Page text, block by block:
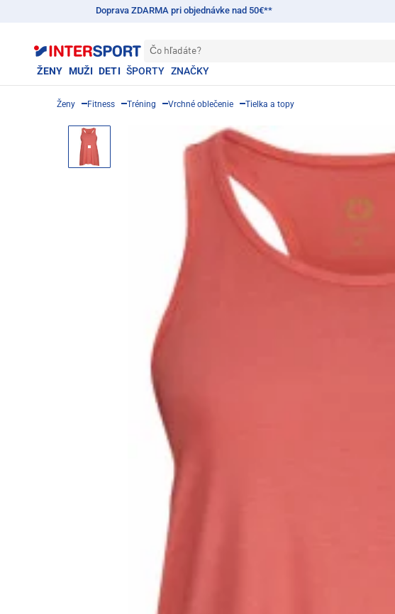
Doprava ZDARMA pri objednávke nad 50€**
Čo hľadáte?
ŽENY MUŽI DETI ŠPORTY ZNAČKY
Ženy Fitness Tréning Vrchné oblečenie Tielka a topy